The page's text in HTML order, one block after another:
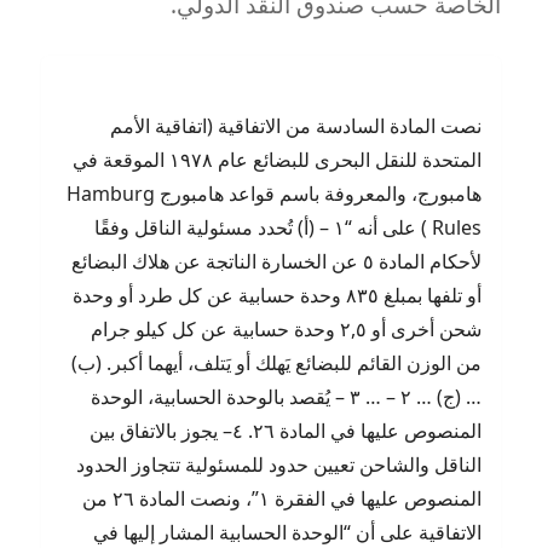
نصت المادة السادسة من الاتفاقية (اتفاقية الأمم
المتحدة للنقل البحرى للبضائع عام ١٩٧٨ الموقعة في
هامبورج، والمعروفة باسم قواعد هامبورج Hamburg
Rules ) على أنه “١ – (أ) تُحدد مسئولية الناقل وفقًا
لأحكام المادة ٥ عن الخسارة الناتجة عن هلاك البضائع
أو تلفها بمبلغ ٨٣٥ وحدة حسابية عن كل طرد أو وحدة
شحن أخرى أو ٢,٥ وحدة حسابية عن كل كيلو جرام
من الوزن القائم للبضائع يَهلك أو يَتلف، أيهما أكبر. (ب)
… (ج) … ٢ – … ٣ – يُقصد بالوحدة الحسابية، الوحدة
المنصوص عليها في المادة ٢٦. ٤– يجوز بالاتفاق بين
الناقل والشاحن تعيين حدود للمسئولية تتجاوز الحدود
المنصوص عليها في الفقرة ١”، ونصت المادة ٢٦ من
الاتفاقية على أن “الوحدة الحسابية المشار إليها في